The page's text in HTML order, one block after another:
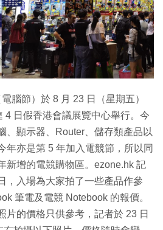
腦節）於 8 月 23 日（星期五）
4 日假香港會議展覽中心舉行。今
、顯示器、Router、儲存類產品以
年亦是第 5 年加入電競節，所以同
新增的電競購物區。ezone.hk 記
，入場為大家拍了一些產品作參
筆電及電競 Notebook 的報價。
片的價格只供參考，記者於 23 日